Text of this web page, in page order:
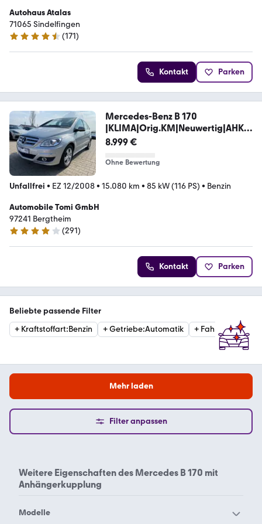
Autohaus Atalas
71065 Sindelfingen
4.6 Sterne
(171)
Kontakt Parken
Mercedes-Benz B 170
|KLIMA|Orig.KM|Neuwertig|AHK|P
ano/
8.999 €
Ohne Bewertung
Unfallfrei • EZ 12/2008• 15.080 km • 85 kW (116 PS) • Benzin
Automobile Tomi GmbH
97241 Bergtheim
4 Sterne
(291)
Kontakt Parken
Beliebte passende Filter
+ Kraftstoffart:Benzin +Getriebe:Automatik +
Mehr laden
Filter anpassen
Weitere Eigenschaften des Mercedes B 170 mit
Anhängerkupplung
Modelle